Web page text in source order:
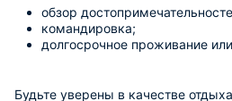
обзор
командировка;
долгосрочное проживание
Будьте уверены в качестве